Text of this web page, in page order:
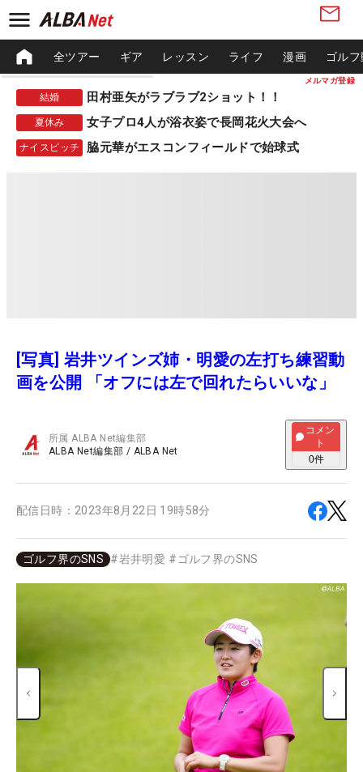
メルマガ登録
全ツアー ギア レッスン ライフ 漫画 ゴル
結婚 田村亜矢がラブラブ2ショット！！
夏休み 女子プロ4人が浴衣姿で長岡花火大会へ
ナイスピッチ 脇元華がエスコンフィールドで始球式
[写真] 岩井ツインズ姉・明愛の左打ち練習動
画を公開 「オフには左で回れたらいいな」
所属ALBA Net編集部
ALBA Net編集部 / ALBA Net
コメン
ト
0件
配信日時： 2023年8月22日 19時58分
ゴルフ界のSNS #岩井明愛 # ゴルフ界のSNS